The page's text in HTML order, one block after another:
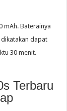
mAh. Baterainya
dapat
30 menit.
Terbaru